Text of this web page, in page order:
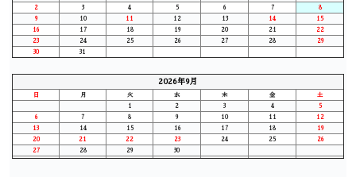
2
3 4 5 6 7
8
9
10 11 12 13 14
15
16
17 18 19 20 21
22
23
24 25 26 27 28
29
30
31
2026年9月
日 月 火 水 木 金
土
1
2 3 4
5
6
7 8 9 10 11
12
13
14 15 16 17 18
19
20
21 22 23 24 25
26
27
28 29 30